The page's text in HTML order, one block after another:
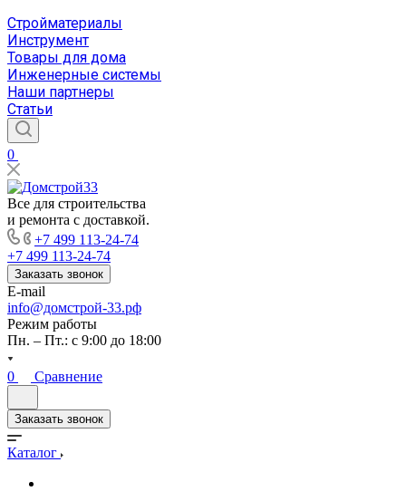
Стройматериалы
Инструмент
Товары для дома
Инженерные системы
Наши партнеры
Статьи
0
Все для строительства
и ремонта с доставкой.
+7 499 113-24-74
+7 499 113-24-74
Заказать звонок
E-mail
info@домстрой-33.рф
Режим работы
Пн. – Пт.: с 9:00 до 18:00
0 Сравнение
Заказать звонок
Каталог